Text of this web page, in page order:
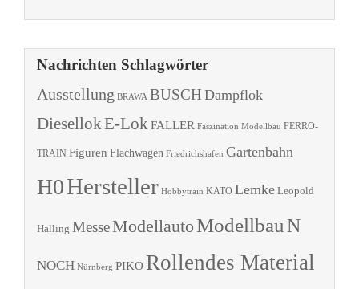
Nachrichten Schlagwörter
Ausstellung BRAWA BUSCH Dampflok
DiesellokE-LokFALLER Faszination Modellbau FERRO-
TRAIN Figuren Flachwagen Friedrichshafen Gartenbahn
H0Hersteller Hobbytrain KATO Lemke Leopold
Halling MesseModellautoModellbauN
NOCH Nürnberg PIKO Rollendes Material